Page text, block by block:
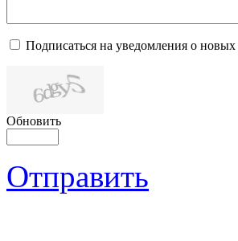
Подписаться на уведомления о
Обновить
Отправить